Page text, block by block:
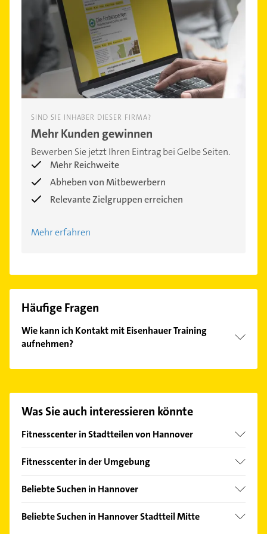
SIND SIE INHABER DIESER FIRMA?
Mehr Kunden gewinnen
Bewerben Sie jetzt Ihren Eintrag bei Gelbe Seiten.
Mehr Reichweite
Abheben von Mitbewerbern
Relevante Zielgruppen erreichen
Mehr erfahren
Häufige Fragen
Wie kann ich Kontakt mit Eisenhauer Training
aufnehmen?
finden Sie alleKontaktdaten.
Was Sie auch interessieren könnte
Fitnesscenter in Stadtteilen von Hannover
Badenstedt
Bult
Herrenhausen
Fitnesscenter in der Umgebung
Langenhagen
Seelze
Beliebte Suchen in Hannover
Lackiererei
Beliebte Suchen in Hannover Stadtteil Mitte